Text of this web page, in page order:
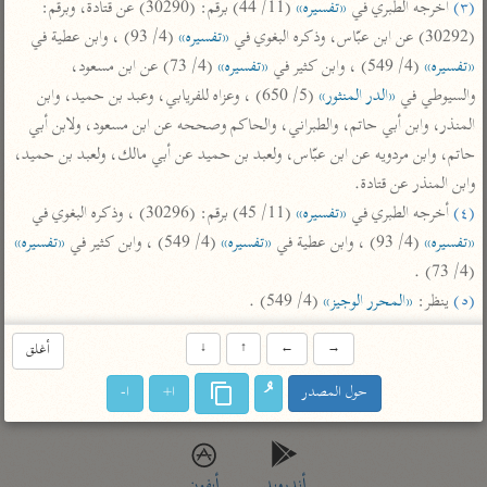
تفسير السمرقندي
تفسير الثعلبي
تفسير أبي السعود
الكشاف للزمخشري
الدر المنثور
تفسير ابن أبي حاتم
تفسير مقاتل
تفسير قتادة
اشترك لتصلك أخبار مشاريعنا
اشترك
راسلنا •تليجرام •تويتر
تعليمات•عن الباحث القرآني
(٣) أخرجه الطبري في «تفسيره»
(30292) عن ابن عبّاس، وذكره البغوي في
«تفسيره» (4/ 93) ، وابن عطية في
«تفسيره» (4/ 549) ، وابن كثير في «تفسيره»
والسيوطي في «الدر المنثور»
وابن المنذر عن قتادة.
(٤)
أخرجه الطبري في «تفسيره» (11/ 45) برقم: (30296) ، وذكره البغوي في
«تفسيره» (4/ 93) ، وابن عطية في «تفسيره» (4/ 549) ، وابن كثير في
«تفسيره»
(4/ 73) .
(٥)
ينظر: «المحرر الوجيز» (4/ 549) .
أغلق →
←
↑
↓
حول المصدر ا+ ا-